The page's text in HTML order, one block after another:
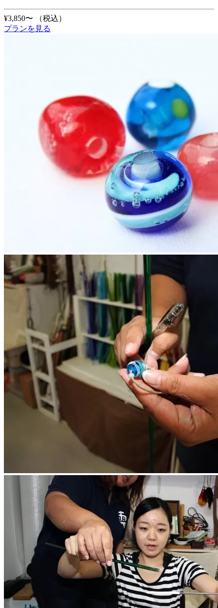
¥3,850〜
（税込）
プランを見る